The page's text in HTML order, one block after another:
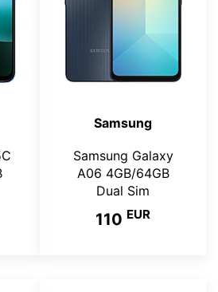
Samsung
Samsung Galaxy
A06 4GB/64GB
Dual Sim
110 EUR